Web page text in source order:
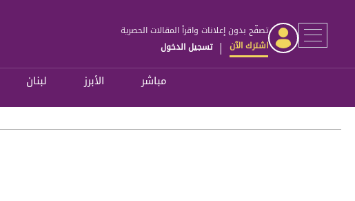
تصفّح بدون إعلانات واقرأ المقالات الحصرية
اشترك الآن | تسجيل الدخول
مباشر الأبرز لبنان